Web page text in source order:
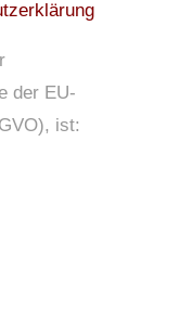
der EU-
ist: